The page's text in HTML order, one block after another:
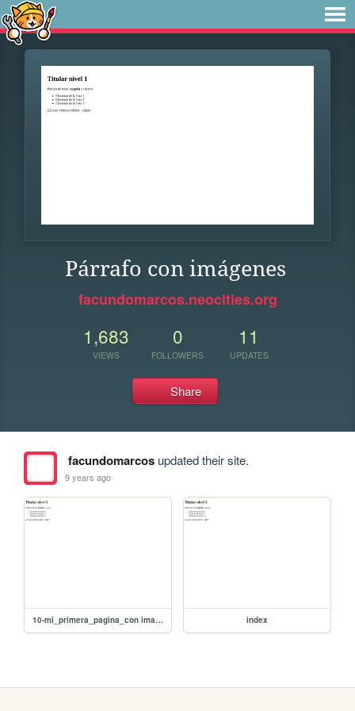
Párrafo con imágenes
facundomarcos.neocities.org
1,683
VIEWS
0
FOLLOWERS
11
UPDATES
Share
facundomarcosupdated their site.
9 years ago
10-mi_primera_pagina_con imagen index